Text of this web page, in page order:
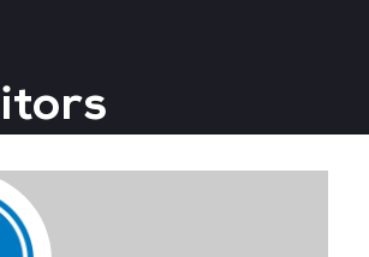
Security